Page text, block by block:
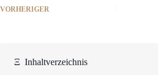
VORHERIGER
Ξ Inhaltverzeichnis